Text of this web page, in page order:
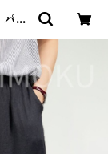
ン
ジー
ト
ウ
568
❤︎フ